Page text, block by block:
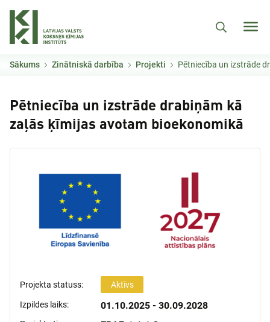
Sākums Zinātniskā darbība Projekti Pētniecība un izstrāde
Pētniecība un izstrāde drabiņām kā
zaļās ķīmijas avotam bioekonomikā
Projekta statuss: Aktīvs
Izpildes laiks: 01.10.2025 - 30.09.2028